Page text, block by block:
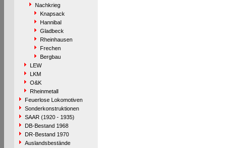
Nachkrieg
Knapsack
Hannibal
Gladbeck
Rheinhausen
Frechen
Bergbau
LEW
LKM
O&K
Rheinmetall
Feuerlose Lokomotiven
Sonderkonstruktionen
SAAR (1920 - 1935)
DB-Bestand 1968
DR-Bestand 1970
Auslandsbestände